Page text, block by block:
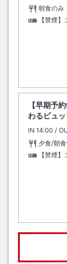
朝食のみ
【禁煙
【早期予
わるビュ
IN チェック
14:00 /
夕食/朝食
【禁煙